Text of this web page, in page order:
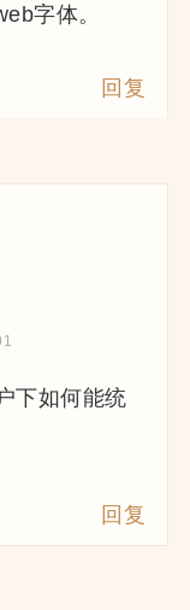
字体。
回复
下如何能统
回复